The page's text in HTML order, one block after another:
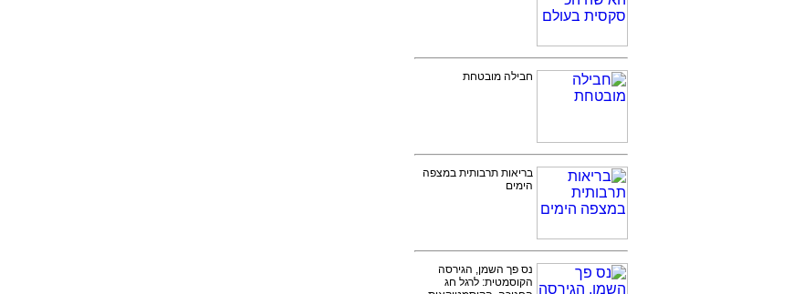
חבילה מובטחת
בריאות תרבותית במצפה
הימים
נס פך השמן, הגירסה
הקוסמטית: לרגל חג